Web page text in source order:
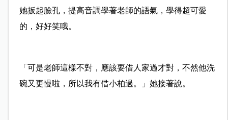
她扳起臉孔，提高音調學著老師的語氣，學得超可愛
的，好好笑哦。
「可是老師這樣不對，應該要借人家過才對，不然他洗
碗又更慢啦，所以我有借小柏過。」她接著說。